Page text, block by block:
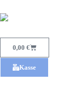
0,00 €
Kasse